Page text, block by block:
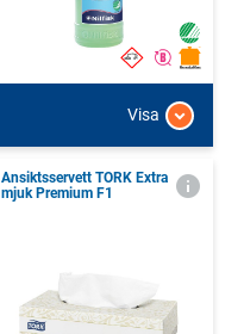
Visa
Ansiktsservett TORK Extra
mjuk Premium F1